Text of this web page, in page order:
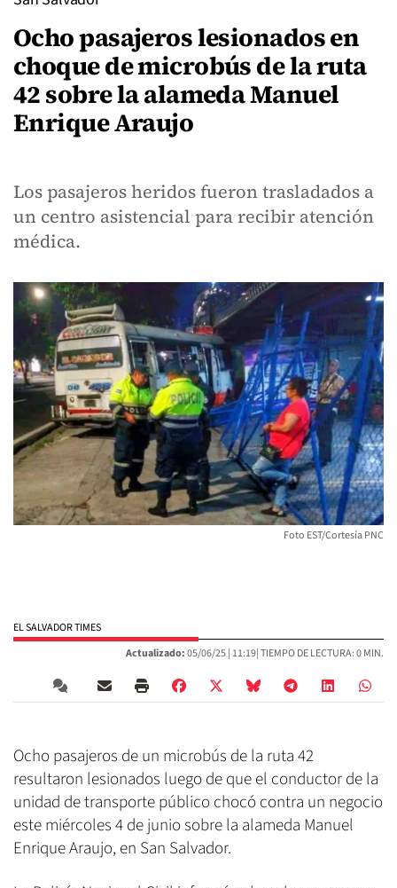
Ocho pasajeros lesionados en
choque de microbús de la ruta
42 sobre la alameda Manuel
Enrique Araujo
Los pasajeros heridos fueron trasladados a
un centro asistencial para recibir atención
médica.
Foto EST/Cortesía PNC
EL SALVADOR TIMES
Actualizado:05/06/25 | 11:19| TIEMPO DE LECTURA: 0 MIN.
Ocho pasajeros de un microbús de la ruta 42
resultaron lesionados luego de que el conductor de la
unidad de transporte público chocó contra un negocio
este miércoles 4 de junio sobre la alameda Manuel
Enrique Araujo, en San Salvador.